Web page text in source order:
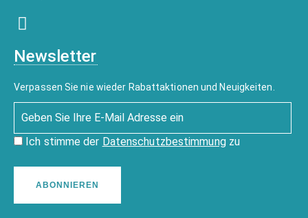
Newsletter
Verpassen Sie nie wieder Rabattaktionen und Neuigkeiten.
Ich stimme der Datenschutzbestimmungzu
ABONNIEREN